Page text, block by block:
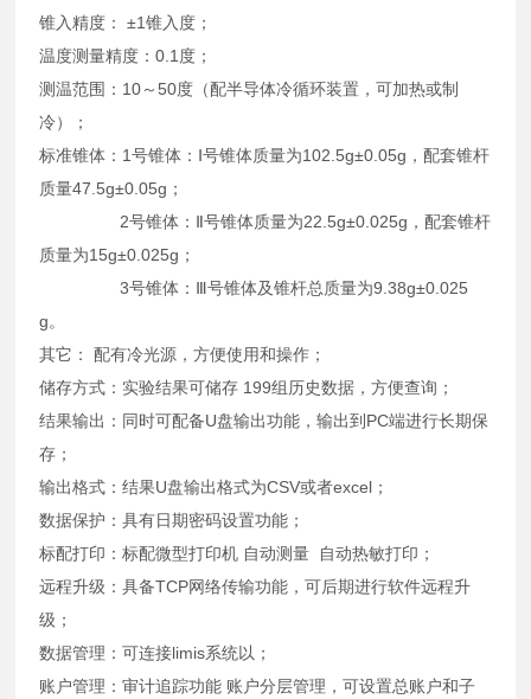
锥入精度： ±1锥入度；
温度测量精度：0.1度；
测温范围：10～50度（配半导体冷循环装置，可加热或制
冷）；
标准锥体：1号锥体：Ⅰ号锥体质量为102.5g±0.05g，配套锥杆
质量47.5g±0.05g；
2号锥体：Ⅱ号锥体质量为22.5g±0.025g，配套锥杆
质量为15g±0.025g；
3号锥体：Ⅲ号锥体及锥杆总质量为9.38g±0.025
g。
其它： 配有冷光源，方便使用和操作；
储存方式：实验结果可储存 199组历史数据，方便查询；
结果输出：同时可配备U盘输出功能，输出到PC端进行长期保
存；
输出格式：结果U盘输出格式为CSV或者excel；
数据保护：具有日期密码设置功能；
标配打印：标配微型打印机 自动测量 自动热敏打印；
远程升级：具备TCP网络传输功能，可后期进行软件远程升
级；
数据管理：可连接limis系统以；
账户管理：审计追踪功能 账户分层管理，可设置总账户和子